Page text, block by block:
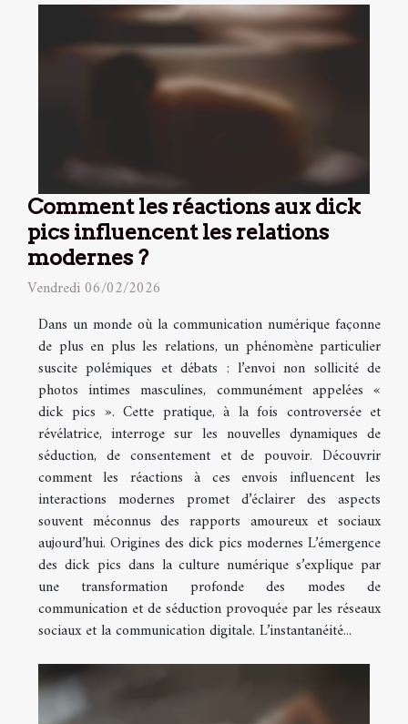
Comment les réactions aux dick
pics influencent les relations
modernes ?
Vendredi 06/02/2026
Dans un monde où la communication numérique façonne
de plus en plus les relations, un phénomène particulier
suscite polémiques et débats : l’envoi non sollicité de
photos intimes masculines, communément appelées «
dick pics ». Cette pratique, à la fois controversée et
révélatrice, interroge sur les nouvelles dynamiques de
séduction, de consentement et de pouvoir. Découvrir
comment les réactions à ces envois influencent les
interactions modernes promet d’éclairer des aspects
souvent méconnus des rapports amoureux et sociaux
aujourd’hui. Origines des dick pics modernes L’émergence
des dick pics dans la culture numérique s’explique par
une transformation profonde des modes de
communication et de séduction provoquée par les réseaux
sociaux et la communication digitale. L’instantanéité...